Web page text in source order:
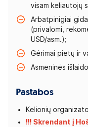
visam keliautojų
Arbatpinigiai
(privalomi,
USD/asm.);
Gėrimai pietų ir
Asmeninės
Pastabos
Kelionių
!!! Skrendant į